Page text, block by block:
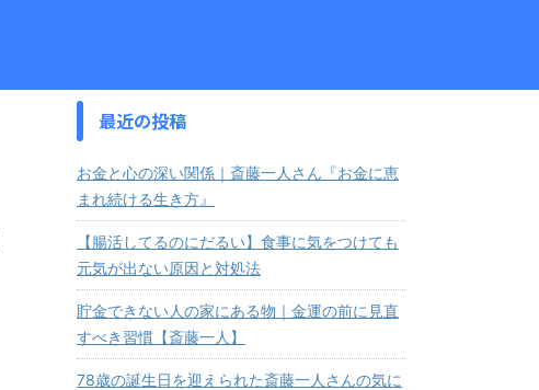
最近の投稿
お金と心の深い関係｜斎藤一人さん『お金に恵
まれ続ける生き方』
【腸活してるのにだるい】食事に気をつけても
元気が出ない原因と対処法
貯金できない人の家にある物｜金運の前に見直
すべき習慣【斎藤一人】
78歳の誕生日を迎えられた斎藤一人さんの気に